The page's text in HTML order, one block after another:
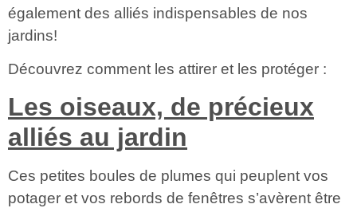
également des alliés indispensables de nos
jardins!
Découvrez comment les attirer et les protéger :
Les oiseaux, de précieux
alliés au jardin
Ces petites boules de plumes qui peuplent vos
potager et vos rebords de fenêtres s’avèrent être